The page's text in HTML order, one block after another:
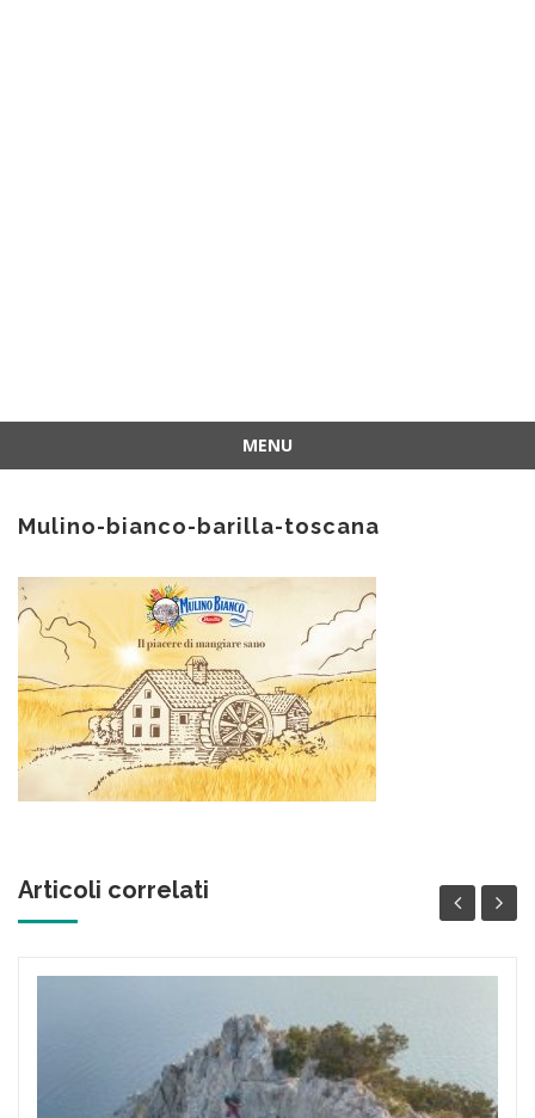
MENU
Mulino-bianco-barilla-toscana
Articoli correlati